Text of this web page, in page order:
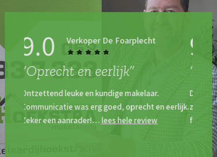
9.3 Verkoper Sleutelbloem
“Gedreven makelaar”
De makelaar was gedreven , en heeft kennis van
zaken, maar vooral gevoel voor het menselijke
factor. Willem dank je wel….lees hele review